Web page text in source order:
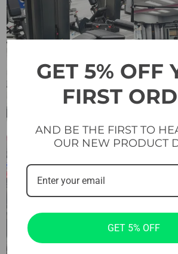
GET 5% OFF
FIRST
AND BE THE FIRST TO
OUR NEW PRODUCT
GET 5% OFF